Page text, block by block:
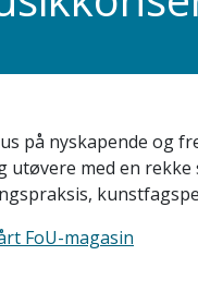
på nyskapende og
utøvere med en
FoU-magasin